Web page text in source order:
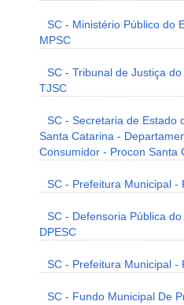
SC - Ministério Público do
MPSC
SC - Tribunal de Justiça
TJSC
SC - Secretaria de Estado
Santa Catarina -
Consumidor - Procon Santa
SC - Prefeitura Municipal -
SC - Defensoria Pública
DPESC
SC - Prefeitura Municipal -
SC - Fundo Municipal De